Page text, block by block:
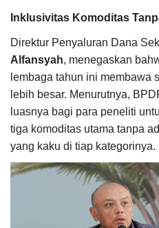
Inklusivitas Komoditas
Direktur Penyaluran Dana
Alfansyah, menegaskan
lembaga tahun ini membawa
lebih besar. Menurutnya,
luasnya bagi para peneliti
tiga komoditas utama tanpa
yang kaku di tiap kategorinya.